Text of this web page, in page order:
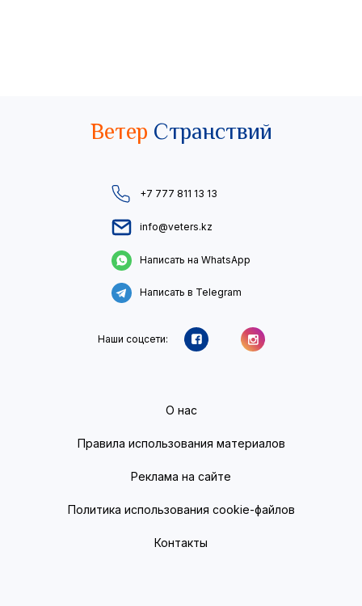
Ветер Странствий
+7 777 811 13 13
info@veters.kz
Написать на WhatsApp
Написать в Telegram
Наши соцсети:
О нас
Правила использования материалов
Реклама на сайте
Политика использования cookie-файлов
Контакты